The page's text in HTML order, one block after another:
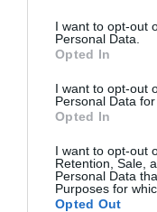
I want to opt-out
Personal Data.
Opted In
I want to opt-out
Personal Data
Opted In
I want to opt-out
Retention, Sale,
Personal Data
Purposes for
Opted Out
CSD
Gobierno
2Playbook Club 2P